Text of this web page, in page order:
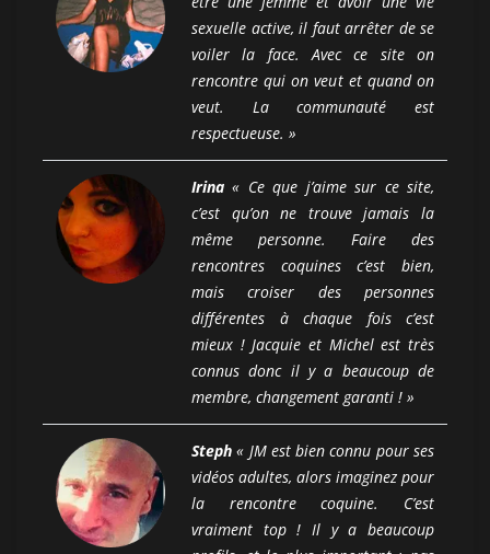
sexuelle active, il faut arrêter de se
voiler la face. Avec ce site on
rencontre qui on veut et quand on
veut. La communauté est
respectueuse. »
Irina « Ce que j’aime sur ce site,
c’est qu’on ne trouve jamais la
même personne. Faire des
rencontres coquines c’est bien,
mais croiser des personnes
différentes à chaque fois c’est
mieux ! Jacquie et Michel est très
connus donc il y a beaucoup de
membre, changement garanti ! »
Steph « JM est bien connu pour ses
vidéos adultes, alors imaginez pour
la rencontre coquine. C’est
vraiment top ! Il y a beaucoup